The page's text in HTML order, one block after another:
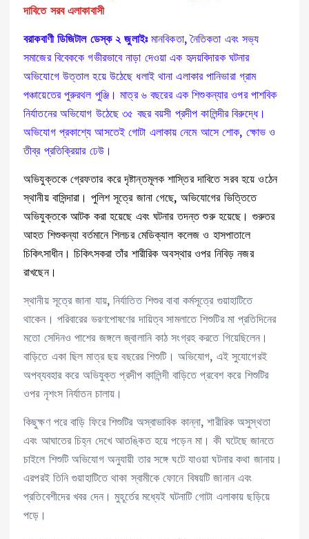
দাবিতে সরব এলাকাবাসী
বরাকবাণী ডিজিটাল ডেস্ক ২ জুলাইঃমানবিকতা, নৈতিকতা এবং সভ্য
সমাজের বিবেককে গভীরভাবে নাড়া দেওয়া এক হৃদয়বিদারক ঘটনার
অভিযোগে উত্তাল হয়ে উঠেছে ধলাই থানা এলাকার পানিভারা গ্রাম
পঞ্চায়েতের পুরুরথল পুঞ্জি। মাত্র ৬ বছরের এক শিশুকন্যার ওপর পাশবিক
নির্যাতনের অভিযোগ উঠেছে ৩৫ বছর বয়সী প্রদীপ কালিন্দীর বিরুদ্ধে।
অভিযোগ প্রকাশ্যে আসতেই গোটা এলাকায় নেমে আসে শোক, ক্ষোভ ও
তীব্র প্রতিক্রিয়ার ঢেউ।
অভিযুক্তকে গ্রেফতার করে দৃষ্টান্তমূলক শাস্তির দাবিতে সরব হয়ে ওঠেন
স্থানীয় বাসিন্দারা। পুলিশ সূত্রে জানা গেছে, অভিযোগের ভিত্তিতে
অভিযুক্তকে আটক করা হয়েছে এবং ঘটনার তদন্ত শুরু হয়েছে। গুরুতর
আহত শিশুকন্যা বর্তমানে শিলচর মেডিক্যাল কলেজ ও হাসপাতালে
চিকিৎসাধীন। চিকিৎসকরা তাঁর শারীরিক অবস্থার ওপর নিবিড় নজর
রাখছেন।
স্থানীয় সূত্রে জানা যায়, নির্যাতিত শিশুর বাবা কর্মসূত্রে গুয়াহাটিতে
থাকেন। পরিবারের ভরণপোষণের দায়িত্ব সামলাতে শিশুটির মা প্রতিদিনের
মতো সেদিনও পাশের জঙ্গলে জ্বালানি কাঠ সংগ্রহ করতে গিয়েছিলেন।
বাড়িতে একা ছিল মাত্র ছয় বছরের শিশুটি। অভিযোগ, এই সুযোগেরই
অপব্যবহার করে অভিযুক্ত প্রদীপ কালিন্দী বাড়িতে প্রবেশ করে শিশুটির
ওপর নৃশংস নির্যাতন চালায়।
কিছুক্ষণ পরে বাড়ি ফিরে শিশুটির অস্বাভাবিক কান্না, শারীরিক অসুস্থতা
এবং আঘাতের চিহ্ন দেখে আতঙ্কিত হয়ে পড়েন মা। কী ঘটেছে জানতে
চাইলে শিশুটি অভিযোগ অনুযায়ী তার সঙ্গে ঘটে যাওয়া ঘটনার কথা জানায়।
এরপরই তিনি গুয়াহাটিতে থাকা স্বামীকে ফোনে বিষয়টি জানান এবং
প্রতিবেশীদের খবর দেন। মুহূর্তের মধ্যেই ঘটনাটি গোটা এলাকায় ছড়িয়ে
পড়ে।